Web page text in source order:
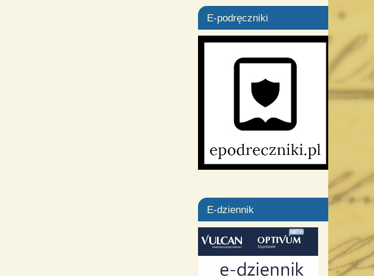
E-podręczniki
E-dziennik